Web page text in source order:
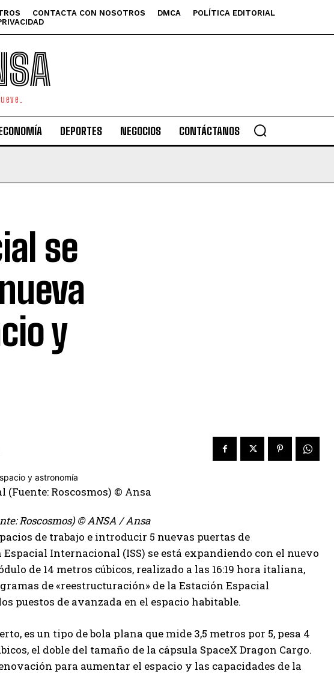
CONTACTA CON NOSOTROS DMCA
POLÍTICA EDITORIAL
DEPORTES NEGOCIOS CONTÁCTANOS
se
y
Roscosmos) © ANSA / Ansa
de trabajo e introducir 5 nuevas puertas de
Internacional (ISS) se está expandiendo con el nuevo
de 14 metros cúbicos, realizado a las 16:19 hora italiana,
de «reestructuración» de la Estación Espacial
puestos de avanzada en el espacio habitable.
es un tipo de bola plana que mide 3,5 metros por 5, pesa 4
el doble del tamaño de la cápsula SpaceX Dragon Cargo.
para aumentar el espacio y las capacidades de la